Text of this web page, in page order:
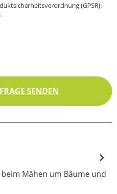
(GPSR):
SENDEN
Mähen um Bäume und